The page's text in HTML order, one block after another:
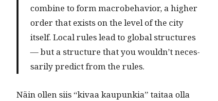
com­bine to form mac­robe­hav­ior, a high­er
order that exists on the lev­el of the city
itself. Local rules lead to glob­al struc­tures
— but a struc­ture that you would­n’t nec­es­
sar­i­ly pre­dict from the rules.
Näin ollen siis “kivaa kaupunkia” taitaa olla